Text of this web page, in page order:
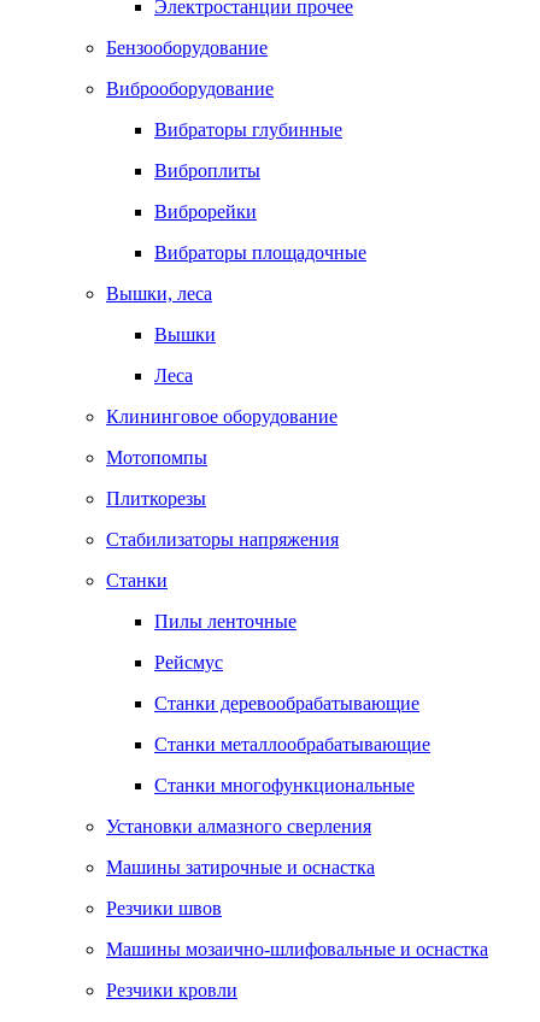
Электростанции прочее
Бензооборудование
Виброоборудование
Вибраторы глубинные
Виброплиты
Виброрейки
Вибраторы площадочные
Вышки, леса
Вышки
Леса
Клининговое оборудование
Мотопомпы
Плиткорезы
Стабилизаторы напряжения
Станки
Пилы ленточные
Рейсмус
Станки деревообрабатывающие
Станки металлообрабатывающие
Станки многофункциональные
Установки алмазного сверления
Машины затирочные и оснастка
Резчики швов
Машины мозаично-шлифовальные и оснастка
Резчики кровли